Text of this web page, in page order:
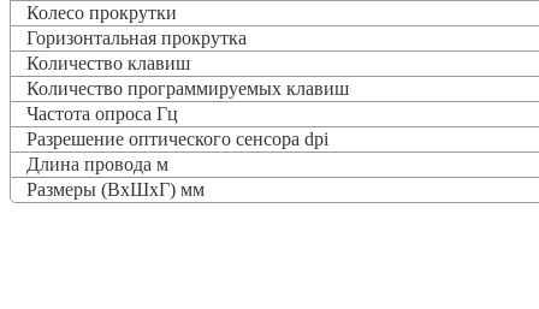
Колесо прокрутки
Горизонтальная прокрутка
Количество клавиш
Количество программируемых клавиш
Частота опроса Гц
Разрешение оптического сенсора dpi
Длина провода м
Размеры (ВxШxГ) мм